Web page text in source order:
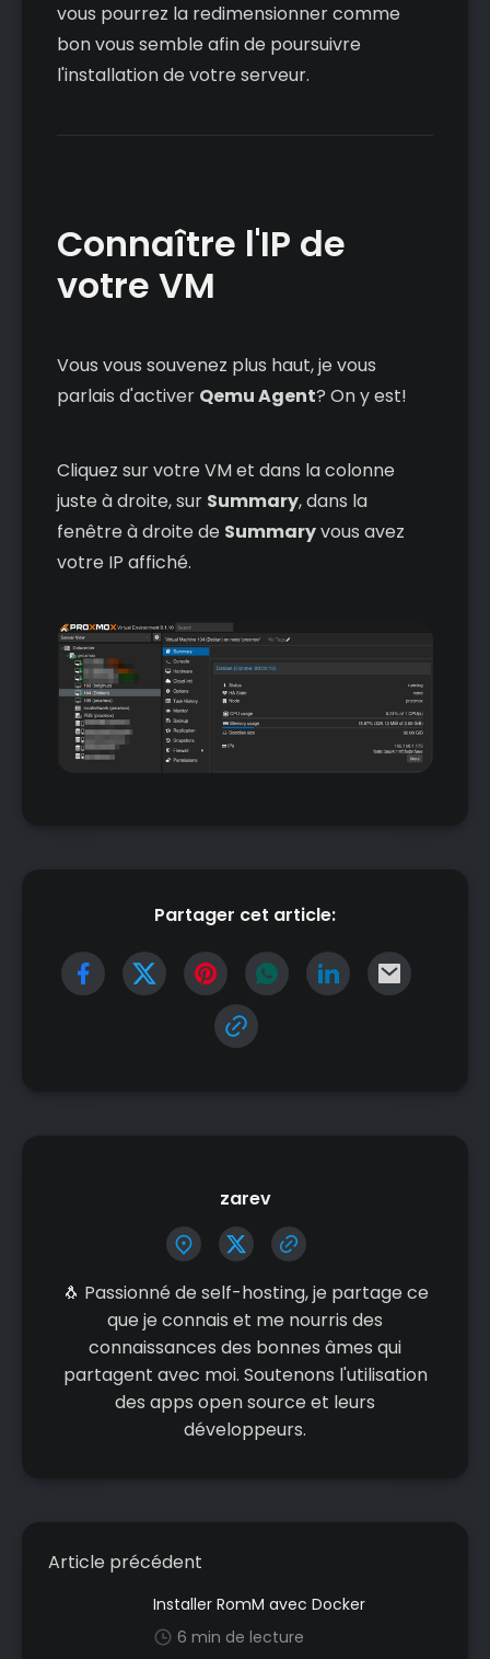
vous pourrez la redimensionner comme
bon vous semble afin de poursuivre
l'installation de votre serveur.
Connaître l'IP de
votre VM
Vous vous souvenez plus haut, je vous
parlais d'activer Qemu Agent? On y est!
Cliquez sur votre VM et dans la colonne
juste à droite, sur Summary, dans la
fenêtre à droite de Summaryvous avez
votre IP affiché.
Partager cet article:
zarev
🐧 Passionné de self-hosting, je partage ce
que je connais et me nourris des
connaissances des bonnes âmes qui
partagent avec moi. Soutenons l'utilisation
des apps open source et leurs
développeurs.
Article précédent
Installer RomM avec Docker
6 min de lecture